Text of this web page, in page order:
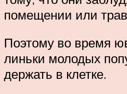
помещении или
Поэтому во время
линьки молодых
держать в клетке.